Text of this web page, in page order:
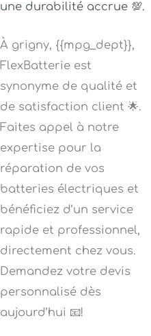
une durabilité accrue 💯.
À grigny, {{mpg_dept}},
FlexBatterie est
synonyme de qualité et
de satisfaction client 🌟.
Faites appel à notre
expertise pour la
réparation de vos
batteries électriques et
bénéficiez d’un service
rapide et professionnel,
directement chez vous.
Demandez votre devis
personnalisé dès
aujourd’hui 📧!